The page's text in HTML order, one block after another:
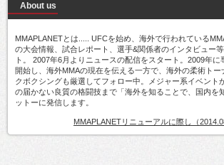
About us
MMAPLANETとは..... UFCを始め、海外で行われている
の大会情報、試合レポート、選手&関係者のインタビュー
ト。 2007年6月よりニュースの配信をスタート。2009年
開始し、海外MMAの現在を伝える一方で、海外の柔術トー
クボクシングも厳選してフォロー中。メジャー系イベント
の届かない良質の格闘技まで「海外を知ることで、国内を
ットーに発信します。
MMAPLANETリニューアルに際し（